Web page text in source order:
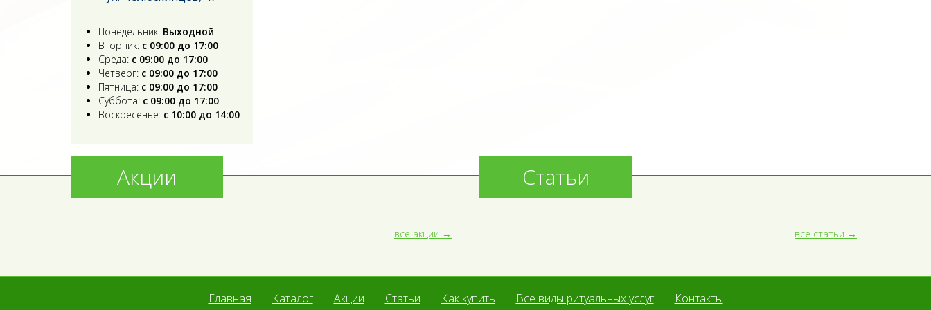
Понедельник: Выходной
Вторник: с 09:00 до 17:00
Среда: с 09:00 до 17:00
Четверг: с 09:00 до 17:00
Пятница: с 09:00 до 17:00
Суббота: с 09:00 до 17:00
Воскресенье: с 10:00 до 14:00
Акции
все акции
Статьи
все статьи
Главная Каталог Акции Статьи Как купить Все виды ритуальных услуг Контакты